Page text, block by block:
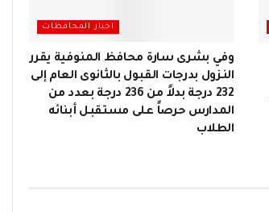
اخبار المحافظات
وفي بشرى سارة محافظ المنوفية يقرر
النزول بدرجات القبول بالثانوى العام إلى
232 درجة بدلاً من 236 درجة بعدد من
المدارس حرصاً على مستقبل أبنائه
الطلاب